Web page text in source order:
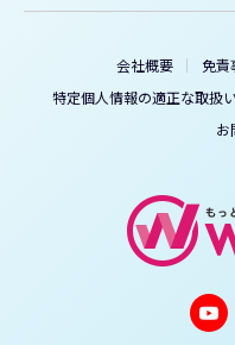
会社概要 免責
特定個人情報の適正な取扱
お